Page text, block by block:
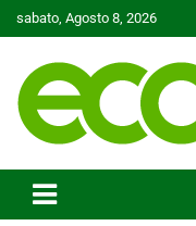
to
sabato, Agosto 8, 2026
Ecoo.it